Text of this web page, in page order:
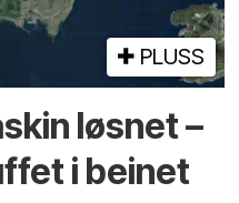
PLUSS
løsnet –
i beinet